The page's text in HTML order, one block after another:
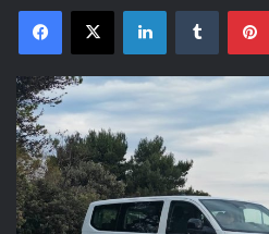
Facebook
X LinkedInTumblr